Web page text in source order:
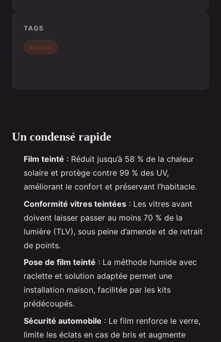
Un condensé rapide
Film teinté : Réduit jusqu’à 58 % de la chaleur
solaire et protège contre 99 % des UV,
améliorant le confort et préservant l’habitacle.
Conformité vitres teintées : Les vitres avant
doivent laisser passer au moins 70 % de la
lumière (TLV), sous peine d’amende et de retrait
de points.
Pose de film teinté : La méthode humide avec
raclette et solution adaptée permet une
installation maison, facilitée par les kits
prédécoupés.
Sécurité automobile : Le film renforce le verre,
limite les éclats en cas de bris et augmente
TAGS
produits